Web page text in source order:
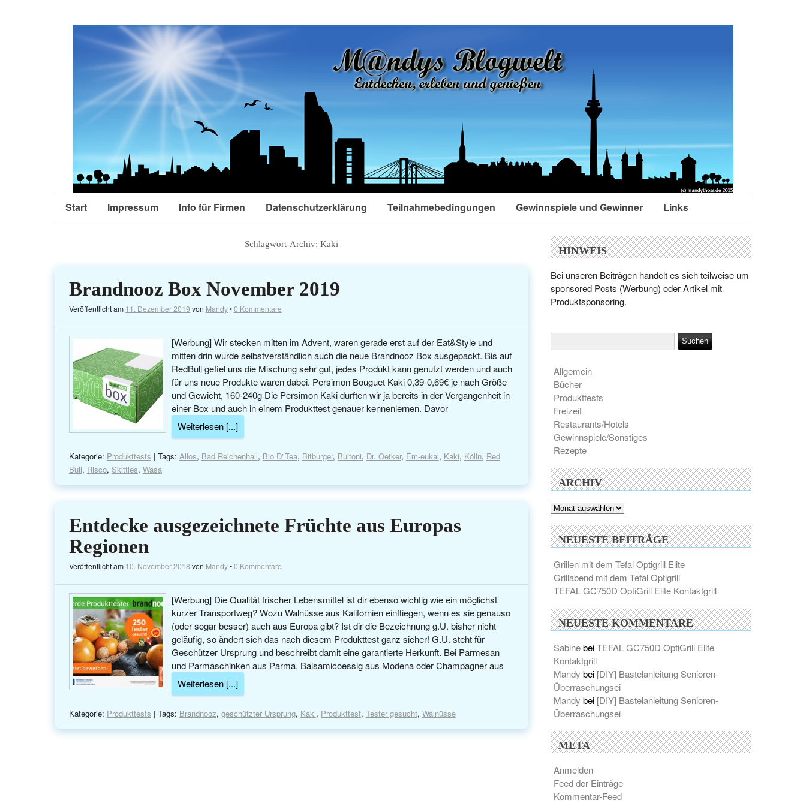
Start Impressum Info für Firmen Datenschutzerklärung Teilnahmebedingungen Gewinnspiele und Gewinner Links
Schlagwort-Archiv:Kaki
Brandnooz Box November 2019
Veröffentlicht am 11. Dezember 2019 von Mandy•0 Kommentare
[Werbung] Wir stecken mitten im Advent, waren gerade erst auf der Eat&Style und
mitten drin wurde selbstverständlich auch die neue Brandnooz Box ausgepackt. Bis auf
RedBull gefiel uns die Mischung sehr gut, jedes Produkt kann genutzt werden und auch
für uns neue Produkte waren dabei. Persimon Bouguet Kaki 0,39-0,69€ je nach Größe
und Gewicht, 160-240g Die Persimon Kaki durften wir ja bereits in der Vergangenheit in
einer Box und auch in einem Produkttest genauer kennenlernen. Davor
Weiterlesen [...]
Kategorie: Produkttests | Tags: Allos, Bad Reichenhall, Bio D"Tea, Bitburger, Buitoni, Dr. Oetker, Em-eukal, Kaki, Kölln, Red
Bull, Risco, Skittles, Wasa
Entdecke ausgezeichnete Früchte aus Europas
Regionen
Veröffentlicht am 10. November 2018 von Mandy•0 Kommentare
[Werbung] Die Qualität frischer Lebensmittel ist dir ebenso wichtig wie ein möglichst
kurzer Transportweg? Wozu Walnüsse aus Kalifornien einfliegen, wenn es sie genauso
(oder sogar besser) auch aus Europa gibt? Ist dir die Bezeichnung g.U. bisher nicht
geläufig, so ändert sich das nach diesem Produkttest ganz sicher! G.U. steht für
Geschützer Ursprung und beschreibt damit eine garantierte Herkunft. Bei Parmesan
und Parmaschinken aus Parma, Balsamicoessig aus Modena oder Champagner aus
Weiterlesen [...]
Kategorie: Produkttests | Tags: Brandnooz, geschützter Ursprung, Kaki, Produkttest, Tester gesucht, Walnüsse
HINWEIS
Bei unseren Beiträgen handelt es sich teilweise um
sponsored Posts (Werbung) oder Artikel mit
Produktsponsoring.
Allgemein
Bücher
Produkttests
Freizeit
Restaurants/Hotels
Gewinnspiele/Sonstiges
Rezepte
ARCHIV
Archiv
NEUESTE BEITRÄGE
Grillen mit dem Tefal Optigrill Elite
Grillabend mit dem Tefal Optigrill
TEFAL GC750D OptiGrill Elite Kontaktgrill
NEUESTE KOMMENTARE
SabinebeiTEFAL GC750D OptiGrill Elite
Kontaktgrill
Mandy bei [DIY] Bastelanleitung Senioren-
Überraschungsei
Mandy bei [DIY] Bastelanleitung Senioren-
Überraschungsei
META
Anmelden
Feed der Einträge
Kommentar-Feed